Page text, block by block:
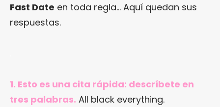
Fast Date en toda regla… Aquí quedan sus
respuestas.
1. Esto es una cita rápida: descríbete en
tres palabras. All black everything.